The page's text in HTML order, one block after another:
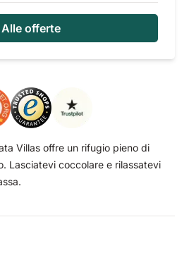
Alle offerte
Villas offre un rifugio pieno di
Lasciatevi coccolare e rilassatevi